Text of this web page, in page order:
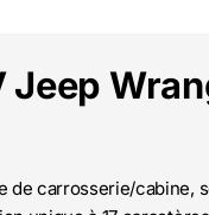
Jeep
de carrosserie/cabine,